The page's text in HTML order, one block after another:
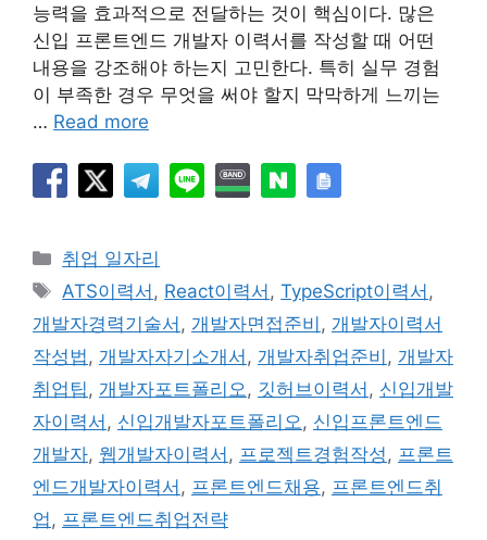
능력을 효과적으로 전달하는 것이 핵심이다. 많은
신입 프론트엔드 개발자 이력서를 작성할 때 어떤
내용을 강조해야 하는지 고민한다. 특히 실무 경험
이 부족한 경우 무엇을 써야 할지 막막하게 느끼는
… Read more
Categories
취업 일자리
Tags
ATS이력서 , React이력서 ,TypeScript이력서 ,
개발자경력기술서 , 개발자면접준비 , 개발자이력서
작성법, 개발자자기소개서 , 개발자취업준비 , 개발자
취업팁, 개발자포트폴리오, 깃허브이력서 , 신입개발
자이력서 , 신입개발자포트폴리오, 신입프론트엔드
개발자, 웹개발자이력서 , 프로젝트경험작성, 프론트
엔드개발자이력서 , 프론트엔드채용, 프론트엔드취
업, 프론트엔드취업전략